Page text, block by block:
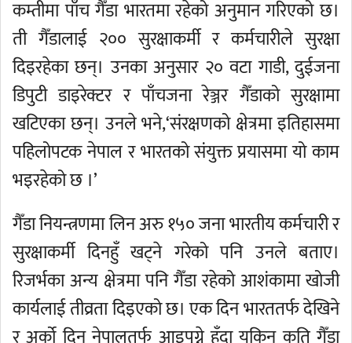
कम्तीमा पाँच गैँडा भारतमा रहेको अनुमान गरिएको छ।
ती गैँडालाई २०० सुरक्षाकर्मी र कर्मचारीले सुरक्षा
दिइरहेका छन्। उनका अनुसार २० वटा गाडी, दुईजना
डिपुटी डाइरेक्टर र पाँचजना रेञ्जर गैँडाको सुरक्षामा
खटिएका छन्। उनले भने,‘संरक्षणको क्षेत्रमा इतिहासमा
पहिलोपटक नेपाल र भारतको संयुक्त प्रयासमा यो काम
भइरहेको छ ।’
गैँडा नियन्त्रणमा लिन अरु १५० जना भारतीय कर्मचारी र
सुरक्षाकर्मी दिनहुँ खट्ने गरेको पनि उनले बताए।
रिजर्भका अन्य क्षेत्रमा पनि गैँडा रहेको आशंकामा खोजी
कार्यलाई तीव्रता दिइएको छ। एक दिन भारततर्फ देखिने